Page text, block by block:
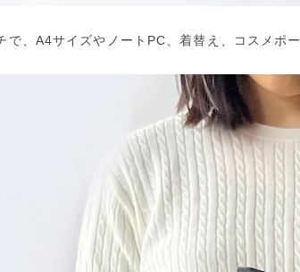
で、A4サイズやノートPC、着替え、コスメポ